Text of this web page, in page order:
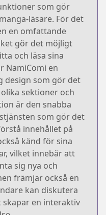
som gör
läsare. För det
en omfattande
gör det möjligt
och läsa sina
NamiComi en
design som gör det
sektioner och
är den snabba
som gör det
innehållet på
känd för sina
vilket innebär att
sig nya och
främjar också en
kan diskutera
skapar en interaktiv